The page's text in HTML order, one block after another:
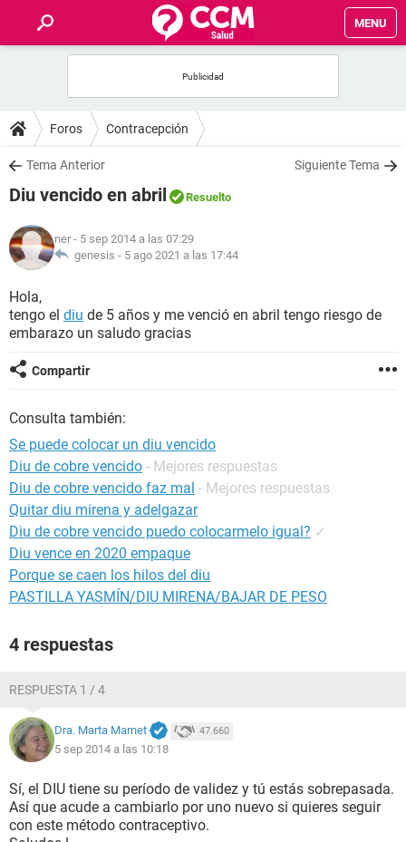
MENU
FOROS
SALUD
NUTRICIÓN
BIENESTAR
Foros Contracepción
Tema Anterior Siguiente Tema
Diu vencido en abril Resuelto
ner - 5 sep 2014 a las 07:29
genesis - 5 ago 2021 a las 17:44
Hola,
tengo el diu de 5 años y me venció en abril tengo riesgo de
embarazo un saludo gracias
Compartir
Consulta también:
Se puede colocar un diu vencido
Diu de cobre vencido - Mejores respuestas
Diu de cobre vencido faz mal - Mejores respuestas
Quitar diu mirena y adelgazar
Diu de cobre vencido puedo colocarmelo igual? ✓
Diu vence en 2020 empaque
Porque se caen los hilos del diu
PASTILLA YASMÍN/DIU MIRENA/BAJAR DE PESO
4 respuestas
RESPUESTA 1 / 4
Dra. Marta Marnet 47.660
5 sep 2014 a las 10:18
Sí, el DIU tiene su período de validez y tú estás sobrepasada.
Así que acude a cambiarlo por uno nuevo si quieres seguir
con este método contraceptivo.